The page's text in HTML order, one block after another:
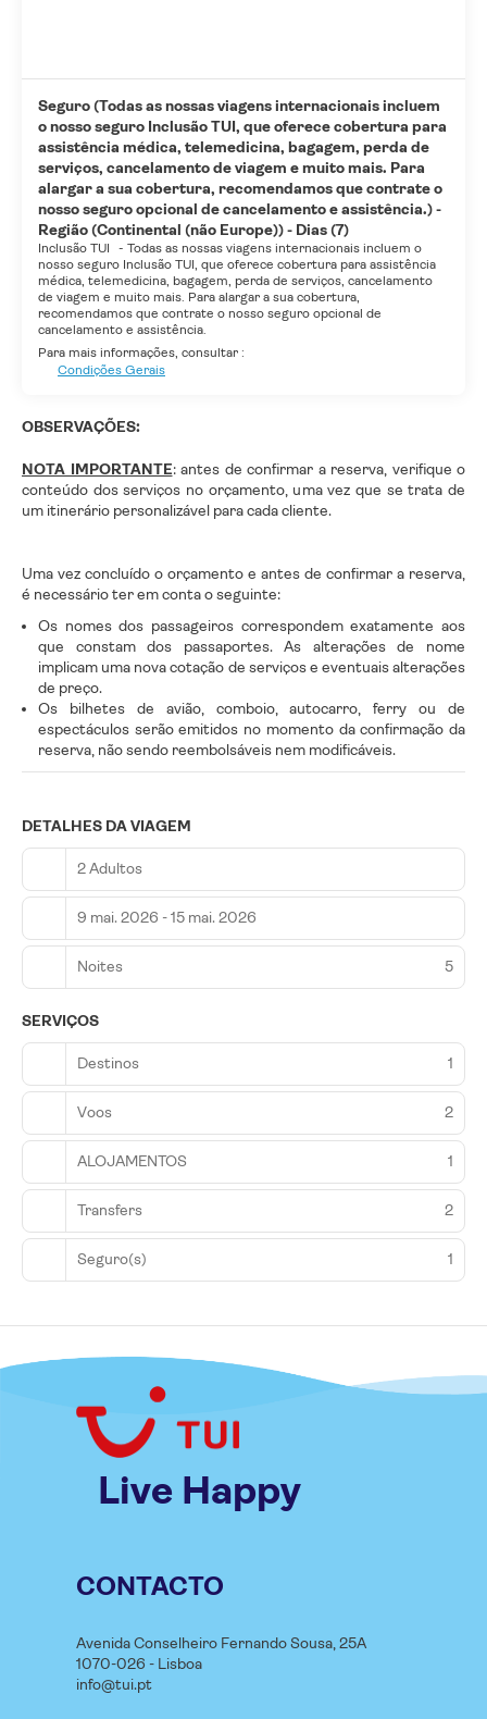
Seguro (Todas as nossas viagens internacionais incluem
o nosso seguro Inclusão TUI, que oferece cobertura para
assistência médica, telemedicina, bagagem, perda de
serviços, cancelamento de viagem e muito mais. Para
alargar a sua cobertura, recomendamos que contrate o
nosso seguro opcional de cancelamento e assistência.) -
Região (Continental (não Europe)) - Dias (7)
Inclusão TUI - Todas as nossas viagens internacionais incluem o
nosso seguro Inclusão TUI, que oferece cobertura para assistência
médica, telemedicina, bagagem, perda de serviços, cancelamento
de viagem e muito mais. Para alargar a sua cobertura,
recomendamos que contrate o nosso seguro opcional de
cancelamento e assistência.
Para mais informações, consultar :
Condições Gerais
OBSERVAÇÕES:
NOTA IMPORTANTE: antes de confirmar a reserva, verifique o
conteúdo dos serviços no orçamento, uma vez que se trata de
um itinerário personalizável para cada cliente.
Uma vez concluído o orçamento e antes de confirmar a reserva,
é necessário ter em conta o seguinte:
Os nomes dos passageiros correspondem exatamente aos
que constam dos passaportes. As alterações de nome
implicam uma nova cotação de serviços e eventuais alterações
de preço.
Os bilhetes de avião, comboio, autocarro, ferry ou de
espectáculos serão emitidos no momento da confirmação da
reserva, não sendo reembolsáveis nem modificáveis.
DETALHES DA VIAGEM
2 Adultos
9 mai. 2026 - 15 mai. 2026
Noites 5
SERVIÇOS
Destinos 1
Voos 2
ALOJAMENTOS 1
Transfers 2
Seguro(s) 1
Live Happy
CONTACTO
Avenida Conselheiro Fernando Sousa, 25A
1070-026 - Lisboa
info@tui.pt